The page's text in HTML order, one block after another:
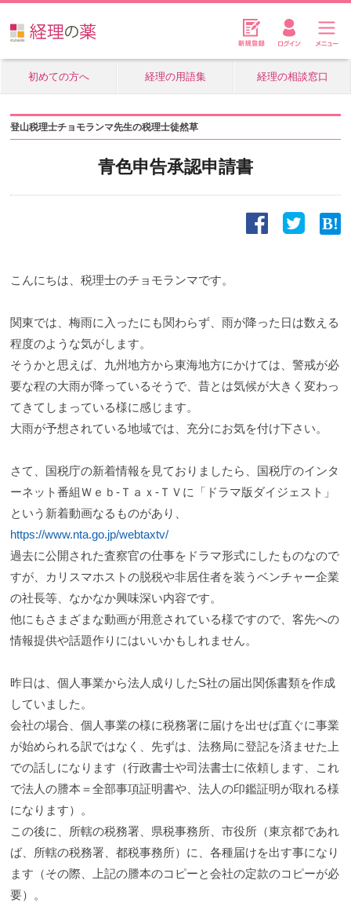
初めての方へ 経理の用語集 経理の相談窓口
登山税理士チョモランマ先生の税理士徒然草
青色申告承認申請書
こんにちは、税理士のチョモランマです。
関東では、梅雨に入ったにも関わらず、雨が降った日は数える
程度のような気がします。
そうかと思えば、九州地方から東海地方にかけては、警戒が必
要な程の大雨が降っているそうで、昔とは気候が大きく変わっ
てきてしまっている様に感じます。
大雨が予想されている地域では、充分にお気を付け下さい。
さて、国税庁の新着情報を見ておりましたら、国税庁のインタ
ーネット番組Ｗｅｂ-Ｔａｘ-ＴＶに「ドラマ版ダイジェスト」
という新着動画なるものがあり、
https://www.nta.go.jp/webtaxtv/
過去に公開された査察官の仕事をドラマ形式にしたものなので
すが、カリスマホストの脱税や非居住者を装うベンチャー企業
の社長等、なかなか興味深い内容です。
他にもさまざまな動画が用意されている様ですので、客先への
情報提供や話題作りにはいいかもしれません。
昨日は、個人事業から法人成りしたS社の届出関係書類を作成
していました。
会社の場合、個人事業の様に税務署に届けを出せば直ぐに事業
が始められる訳ではなく、先ずは、法務局に登記を済ませた上
での話しになります（行政書士や司法書士に依頼します、これ
で法人の謄本＝全部事項証明書や、法人の印鑑証明が取れる様
になります）。
この後に、所轄の税務署、県税事務所、市役所（東京都であれ
ば、所轄の税務署、都税事務所）に、各種届けを出す事になり
ます（その際、上記の謄本のコピーと会社の定款のコピーが必
要）。